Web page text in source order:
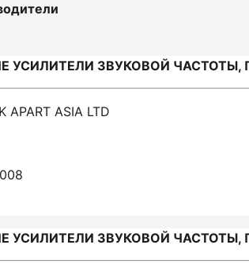
УСИЛИТЕЛИ ЗВУКОВОЙ ЧАСТОТЫ,
APART ASIA LTD
УСИЛИТЕЛИ ЗВУКОВОЙ ЧАСТОТЫ,